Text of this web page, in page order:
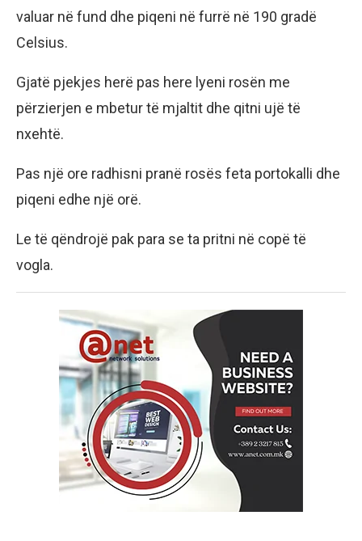
valuar në fund dhe piqeni në furrë në 190 gradë
Celsius.
Gjatë pjekjes herë pas here lyeni rosën me
përzierjen e mbetur të mjaltit dhe qitni ujë të
nxehtë.
Pas një ore radhisni pranë rosës feta portokalli dhe
piqeni edhe një orë.
Le të qëndrojë pak para se ta pritni në copë të
vogla.